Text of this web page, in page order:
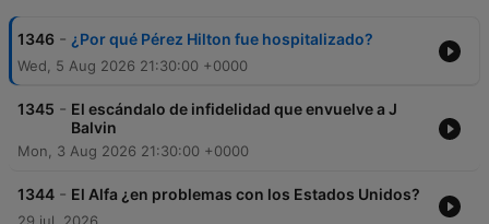
1346 - ¿Por qué Pérez Hilton fue hospitalizado?
Wed, 5 Aug 2026 21:30:00 +0000
1345 - El escándalo de infidelidad que envuelve a J
Balvin
Mon, 3 Aug 2026 21:30:00 +0000
1344 - El Alfa ¿en problemas con los Estados Unidos?